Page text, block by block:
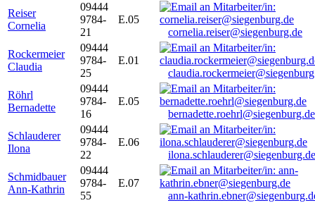
Reiser
Cornelia
09444
9784-
21
E.05
cornelia.reiser@siegenburg.de
Rockermeier
Claudia
09444
9784-
25
E.01
Röhrl
Bernadette
09444
9784-
16
E.05
bernadette.roehrl@siegenburg.de
Schlauderer
Ilona
09444
9784-
22
E.06
ilona.schlauderer@siegenburg.de
Schmidbauer
Ann-Kathrin
09444
9784-
55
E.07
ann-